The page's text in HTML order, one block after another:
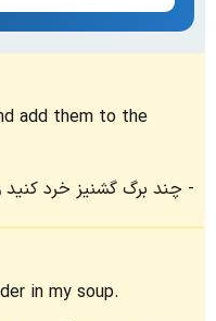
add them to the
چند برگ گشنیز خرد کنید
in my soup.